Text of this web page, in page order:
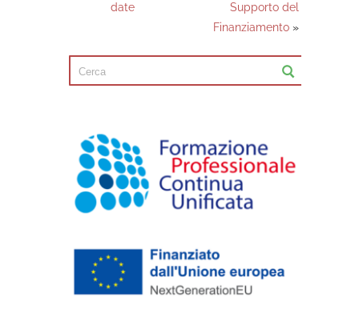
date
Supporto del
Finanziamento »